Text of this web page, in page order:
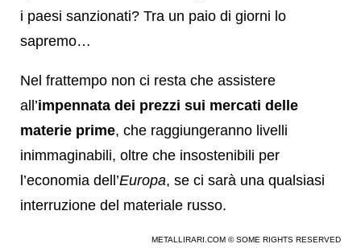
i paesi sanzionati? Tra un paio di giorni lo
sapremo…
Nel frattempo non ci resta che assistere
all’impennata dei prezzi sui mercati delle
materie prime, che raggiungeranno livelli
inimmaginabili, oltre che insostenibili per
l’economia dell’Europa, se ci sarà una qualsiasi
interruzione del materiale russo.
METALLIRARI.COM © SOME RIGHTS RESERVED